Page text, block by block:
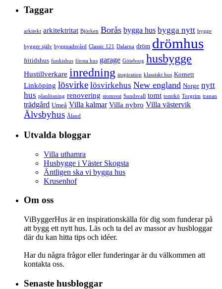
Taggar
arkitekt arkitektritat Björken Borås bygga hus bygga nytt bygge
bygger själv byggnadsvård Classic 121 Dalarna dröm drömhus
fritidshus funkishus första hus garage Göteborg husbygge
Hustillverkare inredning inspiration klassiskt hus Kornett
Linköping lösvirke lösvirkehus New england Norge nytt
hus planlösning renovering stomrest Sundsvall tomt tomtkö Torgrim tranan
trädgård Umeå Villa kalmar Villa nybro Villa västervik
Älvsbyhus Åland
Utvalda bloggar
Villa uthamra
Husbygge i Väster Skogsta
Äntligen ska vi bygga hus
Krusenhof
Om oss
ViByggerHus är en inspirationskälla för dig som funderar på
att bygg ett nytt hus. Läs och ta del av massor av husbloggar
där du kan hitta tips och idéer.
Har du några frågor eller funderingar är du välkommen att
kontakta oss.
Senaste husbloggar